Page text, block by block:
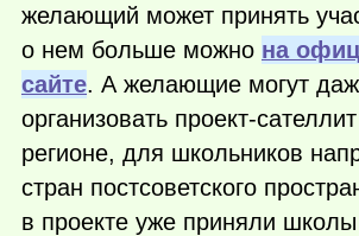
желающий может принять
о нем больше можно на
сайте. А желающие могут
организовать проект-
регионе, для школьников
стран постсоветского
в проекте уже приняли